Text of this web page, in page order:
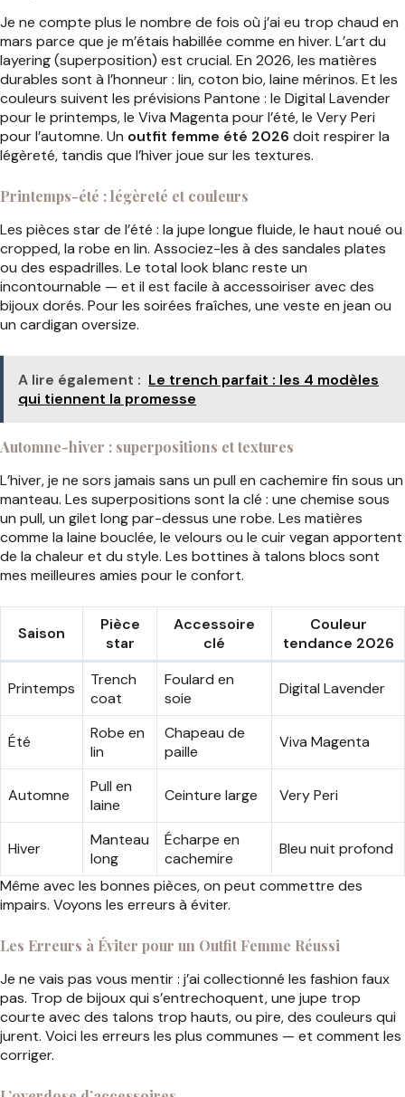
Je ne compte plus le nombre de fois où j’ai eu trop chaud en
mars parce que je m’étais habillée comme en hiver. L’art du
layering (superposition) est crucial. En 2026, les matières
durables sont à l’honneur : lin, coton bio, laine mérinos. Et les
couleurs suivent les prévisions Pantone : le Digital Lavender
pour le printemps, le Viva Magenta pour l’été, le Very Peri
pour l’automne. Un outfit femme été 2026 doit respirer la
légèreté, tandis que l’hiver joue sur les textures.
Printemps-été : légèreté et couleurs
Les pièces star de l’été : la jupe longue fluide, le haut noué ou
cropped, la robe en lin. Associez-les à des sandales plates
ou des espadrilles. Le total look blanc reste un
incontournable — et il est facile à accessoiriser avec des
bijoux dorés. Pour les soirées fraîches, une veste en jean ou
un cardigan oversize.
A lire également : Le trench parfait : les 4 modèles
qui tiennent la promesse
Automne-hiver : superpositions et textures
L’hiver, je ne sors jamais sans un pull en cachemire fin sous un
manteau. Les superpositions sont la clé : une chemise sous
un pull, un gilet long par-dessus une robe. Les matières
comme la laine bouclée, le velours ou le cuir vegan apportent
de la chaleur et du style. Les bottines à talons blocs sont
mes meilleures amies pour le confort.
Saison
Pièce
star
Accessoire
clé
Couleur
tendance 2026
Printemps
Trench
coat
Foulard en
soie
Digital Lavender
Été
Robe en
lin
Chapeau de
paille
Viva Magenta
Automne
Pull en
laine
Ceinture large Very Peri
Hiver
Manteau
long
Écharpe en
cachemire
Bleu nuit profond
Même avec les bonnes pièces, on peut commettre des
impairs. Voyons les erreurs à éviter.
Les Erreurs à Éviter pour un Outfit Femme Réussi
Je ne vais pas vous mentir : j’ai collectionné les fashion faux
pas. Trop de bijoux qui s’entrechoquent, une jupe trop
courte avec des talons trop hauts, ou pire, des couleurs qui
jurent. Voici les erreurs les plus communes — et comment les
corriger.